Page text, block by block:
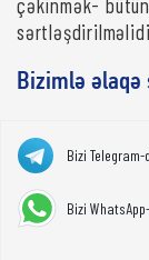
Bizimlə əlaqə
Bizi
Bizi